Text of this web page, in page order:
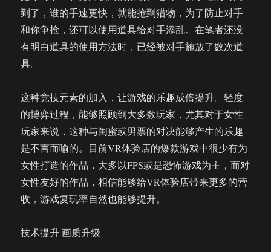
到了，谁的手速更快，就能抢到猎物，为了防止对手
和你争抢，还可以使用道具给对手添乱。在笔者还没
有明白道具的使用方法时，已经被对手施放了数次道
具。
这种竞技元素的加入，让游戏的乐趣成倍提升。轻度
的博弈过程，能够照顾到大多数玩家，尤其对于女性
玩家来说，这种与闺蜜或男票的对决能够产生的乐趣
是不言而喻的。目前VR体验店的爆款游戏中很少有为
女性打造的作品，大多以FPS或是恐怖游戏为主，而对
女性友好的作品，相信能够给VR体验店带来更多的营
收，游戏复玩率自然也能够提升。
技术提升 画质升级